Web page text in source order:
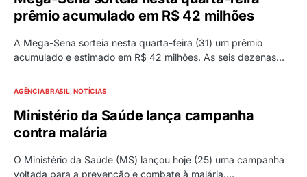
prêmio acumulado em R$ 42 milhões
A Mega-Sena sorteia nesta quarta-feira (31) um prêmio
acumulado e estimado em R$ 42 milhões. As seis dezenas…
AGÊNCIA BRASIL NOTÍCIAS
Ministério da Saúde lança campanha
contra malária
O Ministério da Saúde (MS) lançou hoje (25) uma campanha
voltada para a prevenção e combate à malária.…